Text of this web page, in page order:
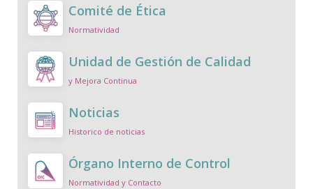
Comité de Ética
Normatividad
Unidad de Gestión de Calidad
y Mejora Continua
Noticias
Historico de noticias
Órgano Interno de Control
Normatividad y Contacto